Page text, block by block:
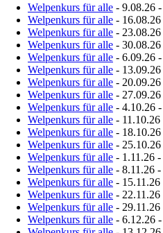
Welpenkurs für alle - 9.08.26
Welpenkurs für alle -
Welpenkurs für alle -
Welpenkurs für alle -
Welpenkurs für alle - 6.09.26
Welpenkurs für alle -
Welpenkurs für alle -
Welpenkurs für alle -
Welpenkurs für alle - 4.10.26
Welpenkurs für alle -
Welpenkurs für alle -
Welpenkurs für alle -
Welpenkurs für alle - 1.11.26
Welpenkurs für alle - 8.11.26
Welpenkurs für alle -
Welpenkurs für alle -
Welpenkurs für alle -
Welpenkurs für alle - 6.12.26